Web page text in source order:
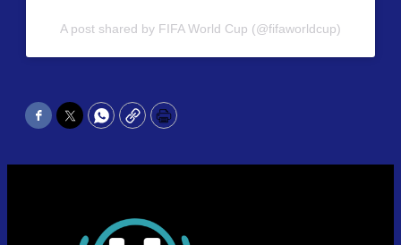
A post shared by FIFA World Cup (@fifaworldcup)
Facebook
TwitterWhatsApp
CopyPrint